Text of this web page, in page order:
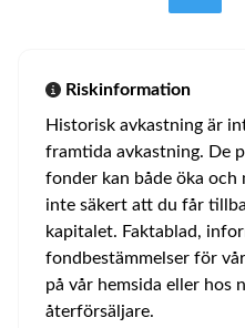
Riskinformation
Historisk avkastning är
framtida avkastning. De
fonder kan både öka och
inte säkert att du får
kapitalet. Faktablad,
fondbestämmelser för
på vår hemsida eller hos
återförsäljare.